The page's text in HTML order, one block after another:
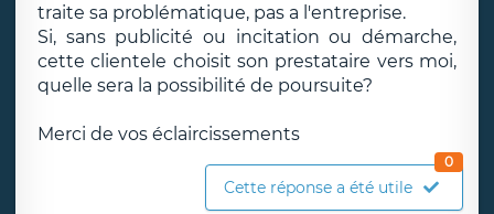
traite sa problématique, pas a l'entreprise.
Si, sans publicité ou incitation ou démarche,
cette clientele choisit son prestataire vers moi,
quelle sera la possibilité de poursuite?
Merci de vos éclaircissements
Cette réponse a été utile
0